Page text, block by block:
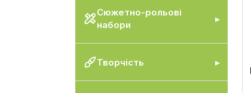
Сюжетно-рольові
набори
Творчість